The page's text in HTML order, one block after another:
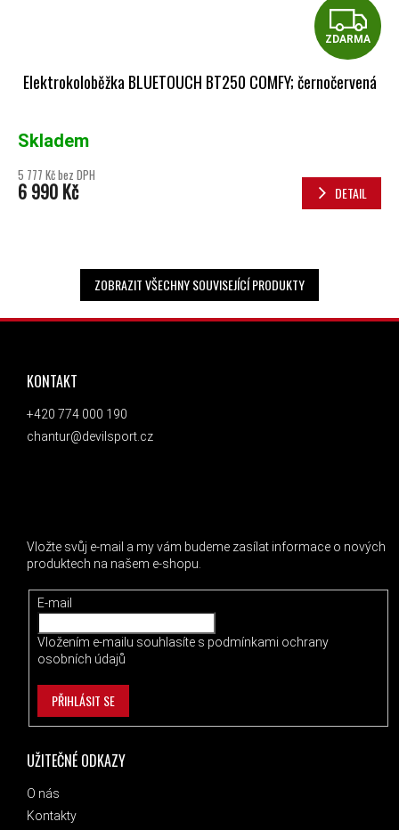
ZDARMA
Elektrokoloběžka BLUETOUCH BT250 COMFY; černočervená
Skladem
5 777 Kč bez DPH
6 990 Kč DETAIL
ZOBRAZIT VŠECHNY SOUVISEJÍCÍ PRODUKTY
ZÁPATÍ
UŽITEČNÉ ODKAZY
O nás
Kontakty
KONTAKT
+420 774 000 190
chantur@devilsport.cz
Vložte svůj e-mail a my vám budeme zasílat informace o nových
produktech na našem e-shopu.
E-mail
Vložením e-mailu souhlasíte s podmínkami ochrany
osobních údajů
PŘIHLÁSIT SE